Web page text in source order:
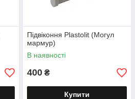
Підвіконня Plastolit (Могул
мармур)
В наявності
400 ₴
Купити